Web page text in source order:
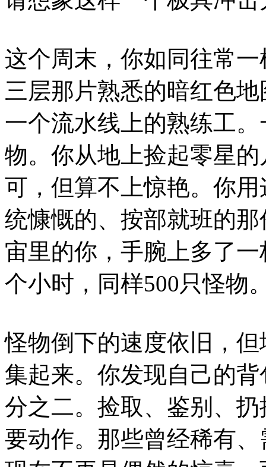
这个周末，你如同往常
三层那片熟悉的暗红色
一个流水线上的熟练工
物。你从地上捡起零星
可，但算不上惊艳。你
统慷慨的、按部就班的
宙里的你，手腕上多了
个小时，同样500只怪物
怪物倒下的速度依旧，
集起来。你发现自己的
分之二。捡取、鉴别、
要动作。那些曾经稀有